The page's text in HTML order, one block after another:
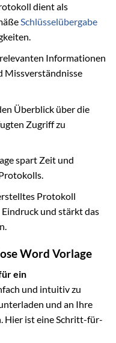
dient als
Schlüsselübergabe
Informationen
Missverständnisse
Überblick über die
Zugriff zu
spart Zeit und
Protokoll
und stärkt das
Word Vorlage
ein
und intuitiv zu
und an Ihre
Hier ist eine Schritt-für-